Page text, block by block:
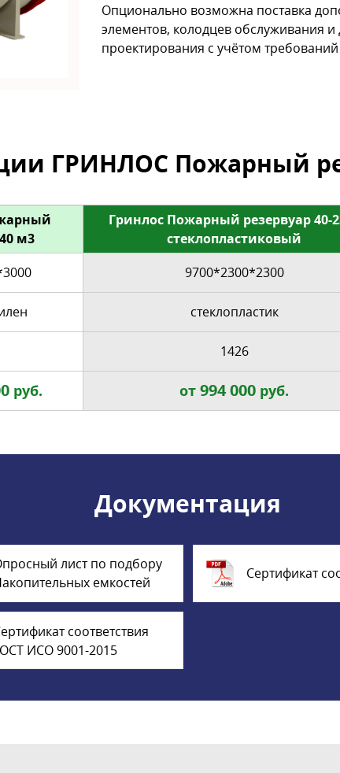
Опционально возможна поставка
элементов, колодцев обслуживания и
проектирования с учётом требований
ГРИНЛОС Пожарный
м3
Гринлос Пожарный резервуар 40-
стеклопластиковый
9700*2300*2300
стеклопластик
1426
руб. от994 000 руб.
Документация
лист по подбору
емкостей
Сертификат
соответствия
ИСО 9001-2015